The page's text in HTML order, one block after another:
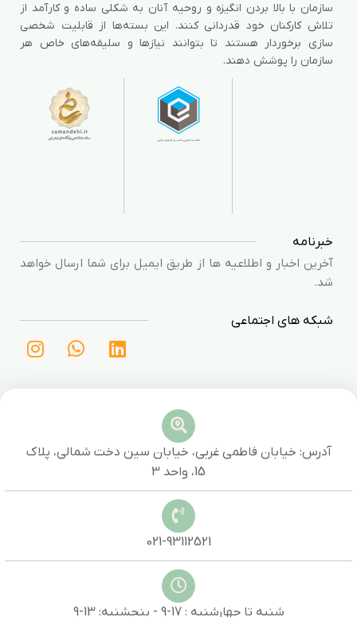
سازمان با بالا بردن انگیزه و روحیه آنان به شکلی ساده و کارآمد از
تلاش کارکنان خود قدردانی کنند. این بسته‌ها از قابلیت شخصی
سازی برخوردار هستند تا بتوانند نیازها و سلیقه‌های خاص هر
سازمان را پوشش دهند.
خبرنامه
آخرین اخبار و اطلاعیه ها از طریق ایمیل برای شما ارسال خواهد
شد.
شبکه های اجتماعی
آدرس: خیابان فاطمی غربی، خیابان سین دخت شمالی، پلاک
15، واحد 3
021-93112521
شنبه تا چهارشنبه : 17-9 - پنجشنبه: 13-9